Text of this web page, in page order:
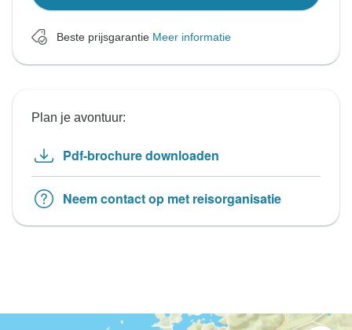
Beste prijsgarantie Meer informatie
Plan je avontuur:
Pdf-brochure downloaden
Neem contact op met reisorganisatie